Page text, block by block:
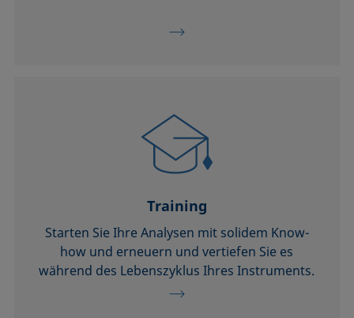
Training
Starten Sie Ihre Analysen mit solidem Know-
how und erneuern und vertiefen Sie es
während des Lebenszyklus Ihres Instruments.